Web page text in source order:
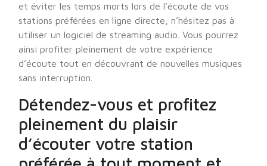
et éviter les temps morts lors de l’écoute de vos
stations préférées en ligne directe, n’hésitez pas à
utiliser un logiciel de streaming audio. Vous pourrez
ainsi profiter pleinement de votre expérience
d’écoute tout en découvrant de nouvelles musiques
sans interruption.
Détendez-vous et profitez
pleinement du plaisir
d’écouter votre station